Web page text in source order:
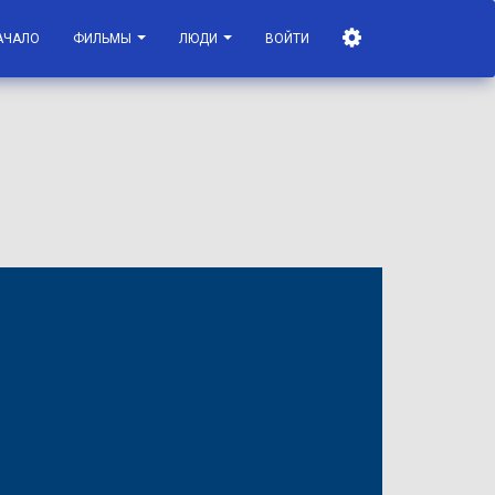
ФИЛЬМЫ ЛЮДИ ВОЙТИ